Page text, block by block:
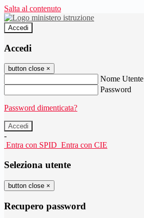
Salta al contenuto
Accedi
Accedi
button close ×
Nome Utente
Password
Password dimenticata?
-
Entra con SPID Entra con CIE
Seleziona utente
button close ×
Recupero password